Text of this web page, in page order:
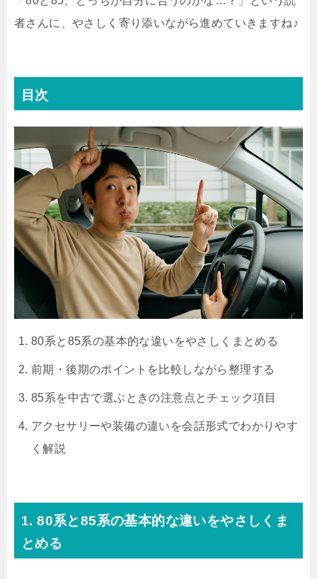
者さんに、やさしく寄り添いながら進めていきますね♪
目次
80系と85系の基本的な違いをやさしくまとめる
前期・後期のポイントを比較しながら整理する
85系を中古で選ぶときの注意点とチェック項目
アクセサリーや装備の違いを会話形式でわかりやす
く解説
1. 80系と85系の基本的な違いをやさしくま
とめる